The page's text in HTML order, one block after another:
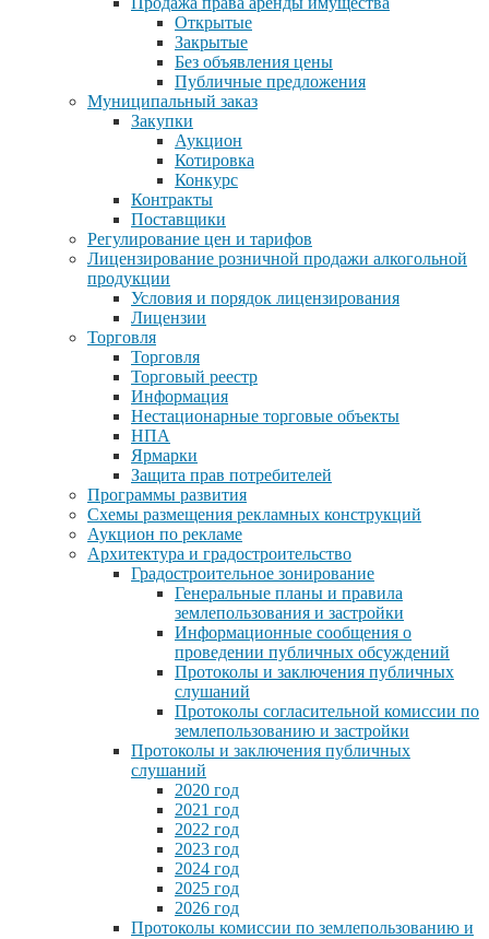
Открытые
Закрытые
Без объявления цены
Публичные предложения
Муниципальный заказ
Закупки
Аукцион
Котировка
Конкурс
Контракты
Поставщики
Регулирование цен и тарифов
Лицензирование розничной продажи алкогольной
продукции
Условия и порядок лицензирования
Лицензии
Торговля
Торговля
Торговый реестр
Информация
Нестационарные торговые объекты
НПА
Ярмарки
Защита прав потребителей
Программы развития
Схемы размещения рекламных конструкций
Аукцион по рекламе
Архитектура и градостроительство
Градостроительное зонирование
Генеральные планы и правила
землепользования и застройки
Информационные сообщения о
проведении публичных обсуждений
Протоколы и заключения публичных
слушаний
Протоколы согласительной комиссии по
землепользованию и застройки
Протоколы и заключения публичных
слушаний
2020 год
2021 год
2022 год
2023 год
2024 год
2025 год
2026 год
Протоколы комиссии по землепользованию и